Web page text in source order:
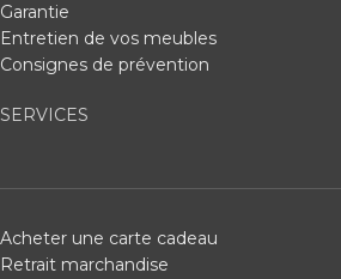
Garantie
Entretien de vos meubles
Consignes de prévention
SERVICES
Acheter une carte cadeau
Retrait marchandise